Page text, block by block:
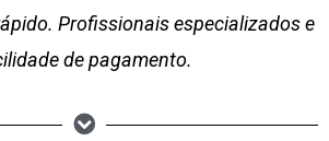
Profissionais especializados e
de pagamento.